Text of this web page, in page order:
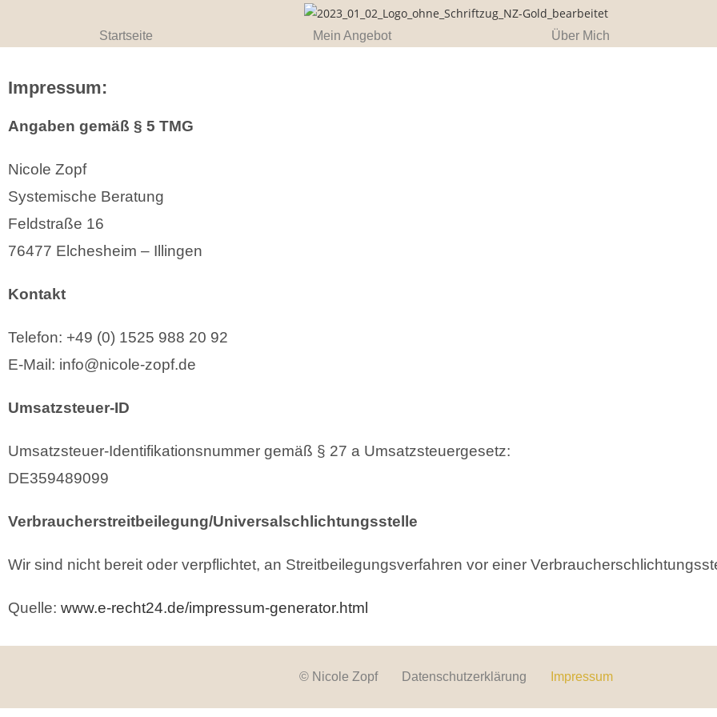
Startseite Mein Angebot Über Mich
Impressum:
Angaben gemäß § 5 TMG
Nicole Zopf
Systemische Beratung
Feldstraße 16
76477 Elchesheim – Illingen
Kontakt
Telefon: +49 (0) 1525 988 20 92
E-Mail: info@nicole-zopf.de
Umsatzsteuer-ID
Umsatzsteuer-Identifikationsnummer gemäß § 27 a Umsatzsteuergesetz:
DE359489099
Verbraucherstreitbeilegung/Universalschlichtungsstelle
Wir sind nicht bereit oder verpflichtet, an Streitbeilegungsverfahren vor einer
Quelle: www.e-recht24.de/impressum-generator.html
© Nicole Zopf Datenschutzerklärung Impressum